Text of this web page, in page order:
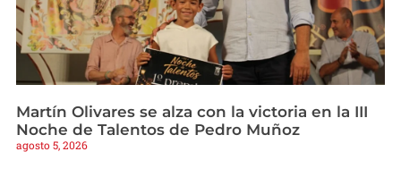
Martín Olivares se alza con la victoria en la III
Noche de Talentos de Pedro Muñoz
agosto 5, 2026